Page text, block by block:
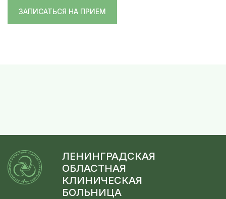
ЗАПИСАТЬСЯ НА ПРИЕМ
ЛЕНИНГРАДСКАЯ
ОБЛАСТНАЯ
КЛИНИЧЕСКАЯ
БОЛЬНИЦА